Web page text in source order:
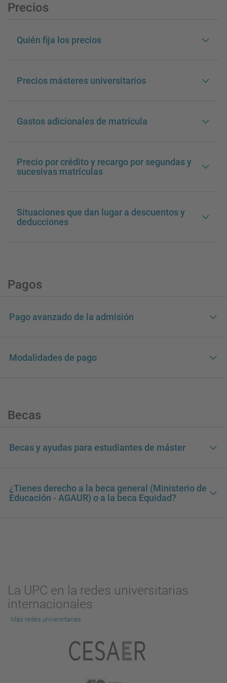
Precios
Quién fija los precios
Precios másteres universitarios
Gastos adicionales de matrícula
Precio por crédito y recargo por segundas y
sucesivas matrículas
Situaciones que dan lugar a descuentos y
deducciones
Pagos
Pago avanzado de la admisión
Modalidades de pago
Becas
Becas y ayudas para estudiantes de máster
¿Tienes derecho a la beca general (Ministerio de
Educación - AGAUR) o a la beca Equidad?
La UPC en la redes universitarias
internacionales
Más redes universitarias